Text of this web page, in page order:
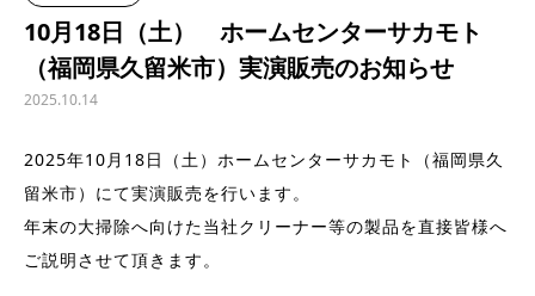
10月18日（土） ホームセンターサカモト
（福岡県久留米市）実演販売のお知らせ
2025.10.14
2025年10月18日（土）ホームセンターサカモト（福岡県久
留米市）にて実演販売を行います。
年末の大掃除へ向けた当社クリーナー等の製品を直接皆様へ
ご説明させて頂きます。